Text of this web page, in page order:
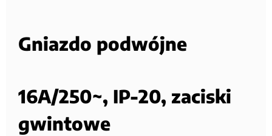
Gniazdo podwójne
16A/250~, IP-20, zaciski
gwintowe